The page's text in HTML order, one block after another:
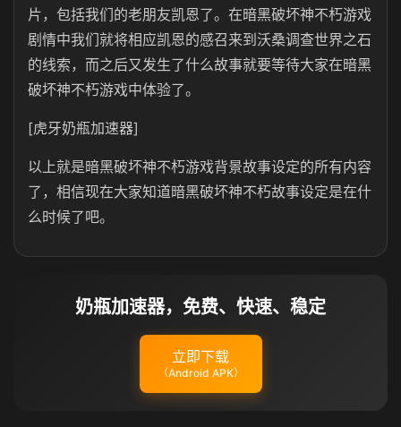
片，包括我们的老朋友凯恩了。在暗黑破坏神不朽游戏
剧情中我们就将相应凯恩的感召来到沃桑调查世界之石
的线索，而之后又发生了什么故事就要等待大家在暗黑
破坏神不朽游戏中体验了。
[虎牙奶瓶加速器]
以上就是暗黑破坏神不朽游戏背景故事设定的所有内容
了，相信现在大家知道暗黑破坏神不朽故事设定是在什
么时候了吧。
奶瓶加速器，免费、快速、稳定
立即下载
（Android APK）